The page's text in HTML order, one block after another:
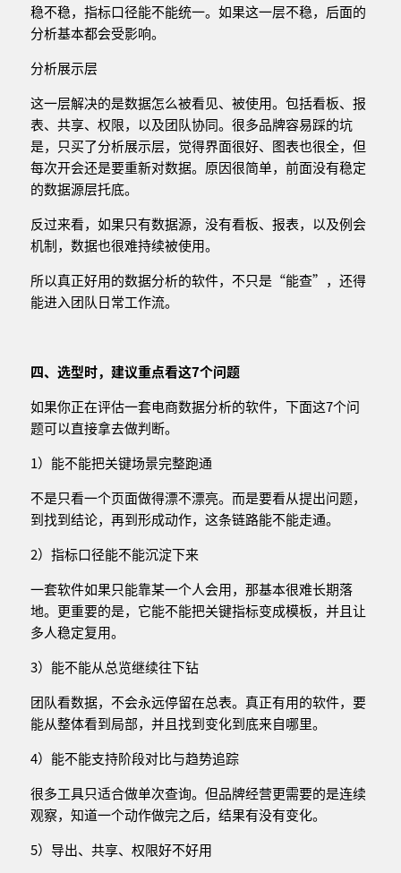
稳不稳，指标口径能不能统一。如果这一层不稳，后面的
分析基本都会受影响。
分析展示层
这一层解决的是数据怎么被看见、被使用。包括看板、报
表、共享、权限，以及团队协同。很多品牌容易踩的坑
是，只买了分析展示层，觉得界面很好、图表也很全，但
每次开会还是要重新对数据。原因很简单，前面没有稳定
的数据源层托底。
反过来看，如果只有数据源，没有看板、报表，以及例会
机制，数据也很难持续被使用。
所以真正好用的数据分析的软件，不只是“能查”，还得
能进入团队日常工作流。
四、选型时，建议重点看这7个问题
如果你正在评估一套电商数据分析的软件，下面这7个问
题可以直接拿去做判断。
1）能不能把关键场景完整跑通
不是只看一个页面做得漂不漂亮。而是要看从提出问题，
到找到结论，再到形成动作，这条链路能不能走通。
2）指标口径能不能沉淀下来
一套软件如果只能靠某一个人会用，那基本很难长期落
地。更重要的是，它能不能把关键指标变成模板，并且让
多人稳定复用。
3）能不能从总览继续往下钻
团队看数据，不会永远停留在总表。真正有用的软件，要
能从整体看到局部，并且找到变化到底来自哪里。
4）能不能支持阶段对比与趋势追踪
很多工具只适合做单次查询。但品牌经营更需要的是连续
观察，知道一个动作做完之后，结果有没有变化。
5）导出、共享、权限好不好用